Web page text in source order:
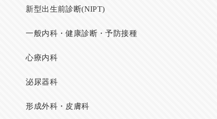
新型出生前診断(NIPT)
一般内科・健康診断・予防接種
心療内科
泌尿器科
形成外科・皮膚科